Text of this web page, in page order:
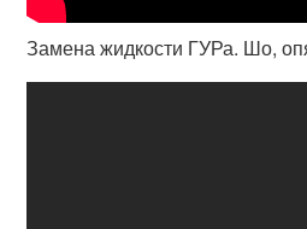
Замена жидкости ГУРа. Шо,